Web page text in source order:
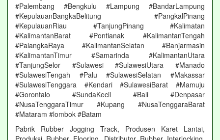
#Palembang #Bengkulu #Lampung #BandarLampung
#KepulauanBangkaBelitung #PangkalPinang
#KepulauanRiau #TanjungPinang #Kalimatan
#KalimantanBarat #Pontianak #KalimantanTengah
#PalangkaRaya #KalimantanSelatan #Banjarmasin
#KalimantanTimur #Samarinda #KalimantanUtara
#TanjungSelor #Sulawesi #SulawesiUtara #Manado
#SulawesiTengah #Palu #SulawesiSelatan #Makassar
#SulawesiTenggara #Kendari #SulawesiBarat #Mamuju
#Gorontalo #SundaKecil #Bali #Denpasar
#NusaTenggaraTimur #Kupang #NusaTenggaraBarat
#Mataram #lombok #Batam
Pabrik Rubber Jogging Track, Produsen Karet Lantai,